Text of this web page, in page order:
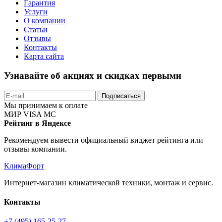
Гарантия
Услуги
О компании
Статьи
Отзывы
Контакты
Карта сайта
Узнавайте об акциях и скидках первыми
Подписаться
Мы принимаем к оплате
МИР VISA MC
Рейтинг в Яндексе
Рекомендуем вывести официальный виджет рейтинга или
отзывы компании.
КлимаФорт
Интернет-магазин климатической техники, монтаж и сервис.
Контакты